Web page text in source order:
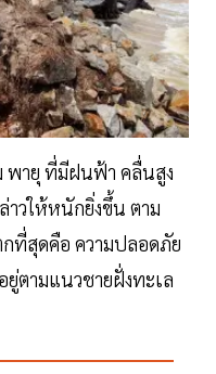
พายุ ที่มีฝนฟ้า คลื่นสูง
วให้หนักยิ่งขึ้น ตาม
ที่สุดคือ ความปลอดภัย
ตามแนวชายฝั่งทะเล